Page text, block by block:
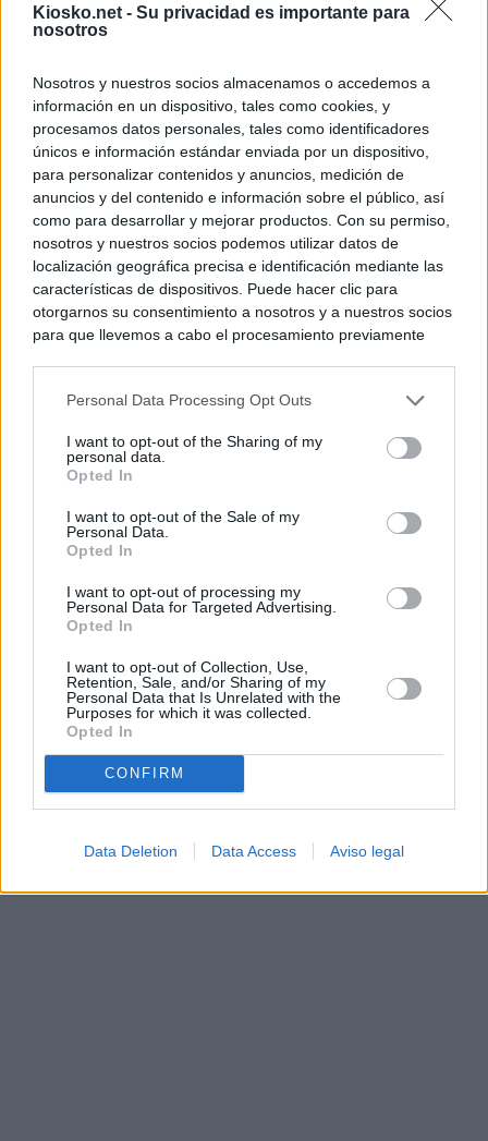
Kiosko.net - Su privacidad es importante para
nosotros
Nosotros y nuestros socios almacenamos o accedemos a
información en un dispositivo, tales como cookies, y
procesamos datos personales, tales como identificadores
únicos e información estándar enviada por un dispositivo,
para personalizar contenidos y anuncios, medición de
anuncios y del contenido e información sobre el público, así
como para desarrollar y mejorar productos. Con su permiso,
nosotros y nuestros socios podemos utilizar datos de
localización geográfica precisa e identificación mediante las
características de dispositivos. Puede hacer clic para
otorgarnos su consentimiento a nosotros y a nuestros socios
para que llevemos a cabo el procesamiento previamente
negar su consentimiento. Tenga en cuenta que algún
de su consentimiento, pero usted tiene el derecho de
rechazar tal procesamiento. Sus preferencias se aplicarán
cualquier momento entrando de nuevo en este sitio web o
visitando nuestra política de privacidad.
Personal Data Processing Opt Outs
I want to opt-out of the Sharing of my
personal data.
Opted In
I want to opt-out of the Sale of my
Personal Data.
Opted In
I want to opt-out of processing my
Personal Data for Targeted Advertising.
Opted In
I want to opt-out of Collection, Use,
Retention, Sale, and/or Sharing of my
Personal Data that Is Unrelated with the
Purposes for which it was collected.
Opted In
CONFIRM
Data Deletion Data Access Aviso legal